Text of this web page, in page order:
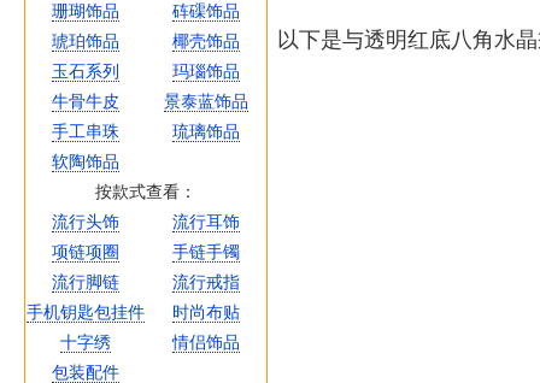
珊瑚饰品
砗磲饰品
琥珀饰品
椰壳饰品
玉石系列
玛瑙饰品
牛骨牛皮
景泰蓝饰品
手工串珠
琉璃饰品
软陶饰品
按款式查看：
流行头饰
流行耳饰
项链项圈
手链手镯
流行脚链
流行戒指
手机钥匙包挂件
时尚布贴
十字绣
情侣饰品
包装配件
以下是与透明红底八角水